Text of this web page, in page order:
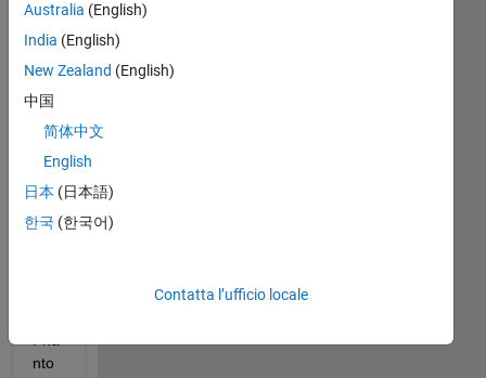
Do
es
lab
hav
sup
port
for
nto
Australia (English)
India (English)
New Zealand (English)
中国
简体中文
English
日本 (日本語)
한국 (한국어)
Contatta l’ufficio locale